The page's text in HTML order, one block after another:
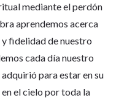
mediante el perdón
aprendemos acerca
fidelidad de nuestro
cada día nuestro
para estar en su
el cielo por toda la